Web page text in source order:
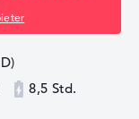
8,5 Std.